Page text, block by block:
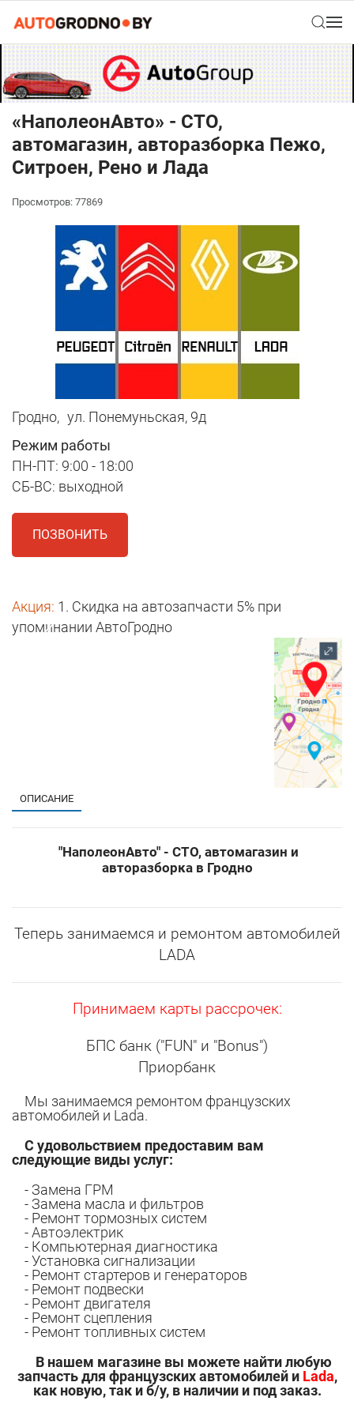
«НаполеонАвто» - СТО,
автомагазин, авторазборка Пежо,
Ситроен, Рено и Лада
Просмотров: 77869
Гродно, ул. Понемуньская, 9д
Режим работы
ПН-ПТ: 9:00 - 18:00
СБ-ВС: выходной
ПОЗВОНИТЬ
Акция: 1. Скидка на автозапчасти 5% при
упоминании АвтоГродно
ОПИСАНИЕ
"НаполеонАвто" - СТО, автомагазин и
авторазборка в Гродно
Теперь занимаемся и ремонтом автомобилей
LADA
Принимаем карты рассрочек:
БПС банк ("FUN" и "Bonus")
Приорбанк
Мы занимаемся ремонтом французских
автомобилей и Lada.
С удовольствием предоставим вам
следующие виды услуг:
- Замена ГРМ
- Замена масла и фильтров
- Ремонт тормозных систем
- Автоэлектрик
- Компьютерная диагностика
- Установка сигнализации
- Ремонт стартеров и генераторов
- Ремонт подвески
- Ремонт двигателя
- Ремонт сцепления
- Ремонт топливных систем
В нашем магазине вы можете найти любую
запчасть для французских автомобилей и Lada,
как новую, так и б/у,в наличии и под заказ.